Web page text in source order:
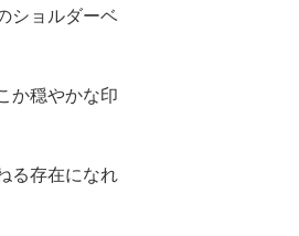
ショルダーベ
か穏やかな印
る存在になれ